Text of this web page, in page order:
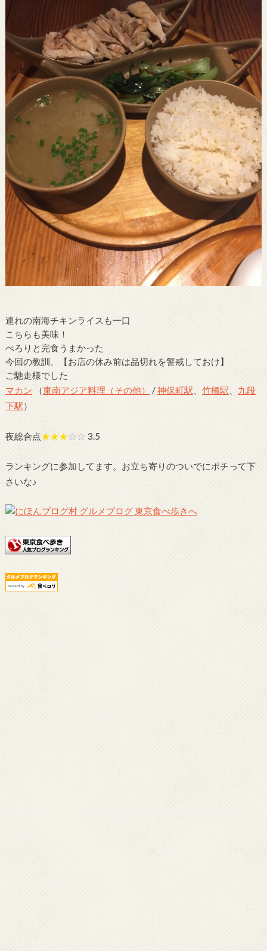
連れの南海チキンライスも一口
こちらも美味！
ぺろりと完食うまかった
今回の教訓、【お店の休み前は品切れを警戒しておけ】
ご馳走様でした
マカン （東南アジア料理（その他） /神保町駅 竹橋駅
九段
下駅）
夜総合点★★★☆☆ 3.5
ランキングに参加してます。お立ち寄りのついでにポチって下
さいな♪